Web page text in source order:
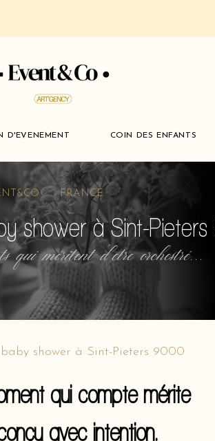
D'EVENEMENT COIN DES ENFANTS
FRANCE
shower à Sint-Pieters
qui méritent d'etre orchestré...
shower à Sint-Pieters 9000
qui compte mérite
avec intention.